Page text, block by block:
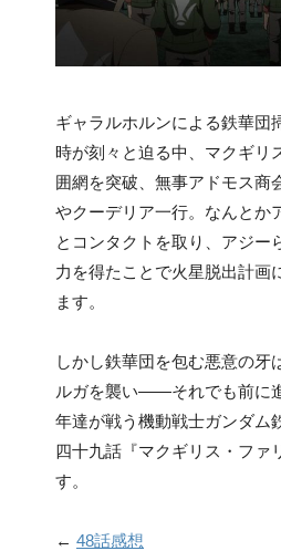
ギャラルホルンによる鉄華団
時が刻々と迫る中、マクギリ
囲網を突破、無事アドモス商
やクーデリア一行。なんとか
とコンタクトを取り、アジー
力を得たことで火星脱出計画
ます。
しかし鉄華団を包む悪意の牙
ルガを襲い――それでも前に
年達が戦う機動戦士ガンダム
四十九話『マクギリス・ファ
す。
← 48話感想